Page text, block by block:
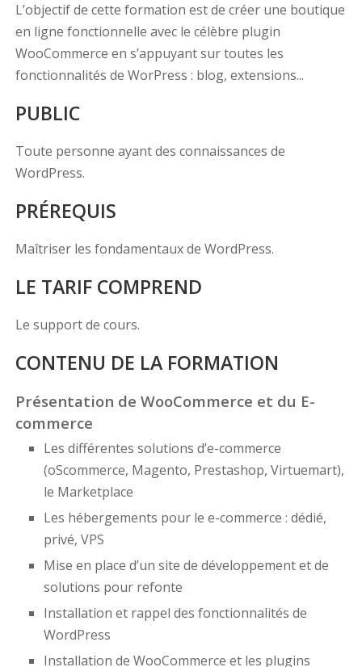
L’objectif de cette formation est de créer une boutique
en ligne fonctionnelle avec le célèbre plugin
WooCommerce en s’appuyant sur toutes les
fonctionnalités de WorPress : blog, extensions...
PUBLIC
Toute personne ayant des connaissances de
WordPress.
PRÉREQUIS
Maîtriser les fondamentaux de WordPress.
LE TARIF COMPREND
Le support de cours.
CONTENU DE LA FORMATION
Présentation de WooCommerce et du E-
commerce
Les différentes solutions d’e-commerce
(oScommerce, Magento, Prestashop, Virtuemart),
le Marketplace
Les hébergements pour le e-commerce : dédié,
privé, VPS
Mise en place d’un site de développement et de
solutions pour refonte
Installation et rappel des fonctionnalités de
WordPress
Installation de WooCommerce et les plugins